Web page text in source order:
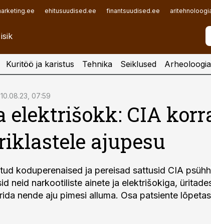
ehitusuudised.ee finantsuudised.ee
Kuritöö ja karistus Tehnika Seiklused Arheoloogia
10.08.23, 07:59
elektrišokk: CIA
ajupesu
koduperenaised ja pereisad sattusid CIA
neid narkootiliste ainete ja elektrišokiga,
nende aju pimesi alluma. Osa patsiente